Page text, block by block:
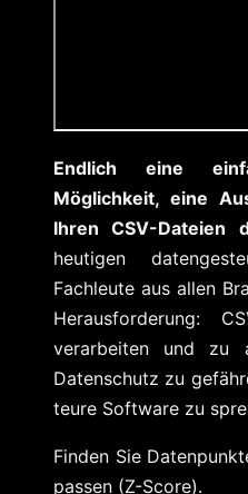
Endlich eine
Möglichkeit, eine
Ihren CSV-Dateien
heutigen
Fachleute aus allen
Herausforderung:
verarbeiten und zu
Datenschutz zu
teure Software zu
Finden Sie
passen (Z-Score).